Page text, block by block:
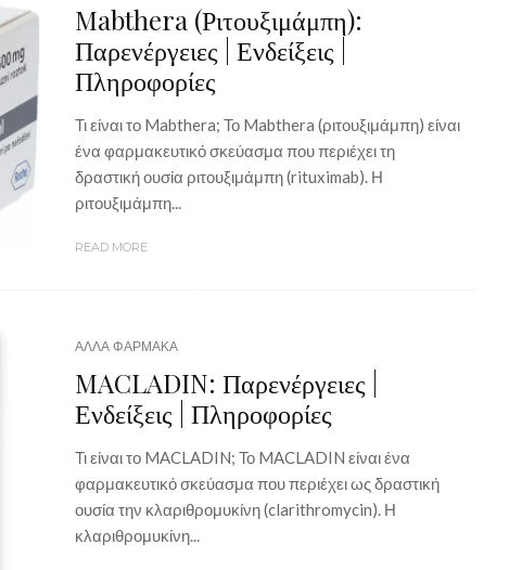
Mabthera (Ριτουξιμάμπη):
Παρενέργειες | Ενδείξεις |
Πληροφορίες
Τι είναι το Mabthera; Το Mabthera (ριτουξιμάμπη) είναι
ένα φαρμακευτικό σκεύασμα που περιέχει τη
δραστική ουσία ριτουξιμάμπη (rituximab). Η
ριτουξιμάμπη...
READ MORE
ΑΛΛΑ ΦΑΡΜΑΚΑ
MACLADIN: Παρενέργειες |
Ενδείξεις | Πληροφορίες
Τι είναι το MACLADIN; Το MACLADIN είναι ένα
φαρμακευτικό σκεύασμα που περιέχει ως δραστική
ουσία την κλαριθρομυκίνη (clarithromycin). Η
κλαριθρομυκίνη...